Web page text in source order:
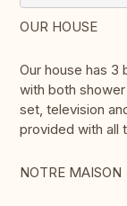
OUR HOUSE
Our house has 3
with both
set, television
provided with all
NOTRE MAISON